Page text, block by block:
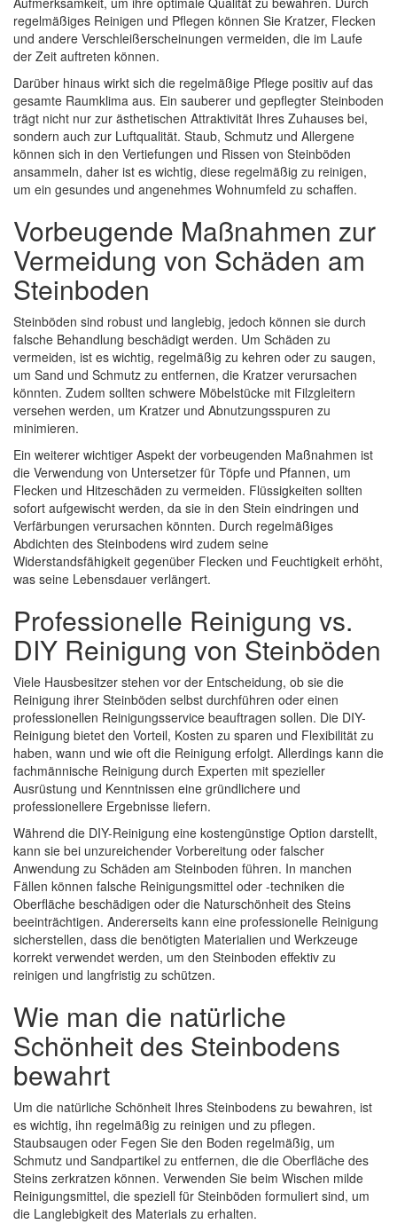
regelmäßiges Reinigen und Pflegen können Sie Kratzer, Flecken
und andere Verschleißerscheinungen vermeiden, die im Laufe
der Zeit auftreten können.
Darüber hinaus wirkt sich die regelmäßige Pflege positiv auf das
gesamte Raumklima aus. Ein sauberer und gepflegter Steinboden
trägt nicht nur zur ästhetischen Attraktivität Ihres Zuhauses bei,
sondern auch zur Luftqualität. Staub, Schmutz und Allergene
können sich in den Vertiefungen und Rissen von Steinböden
ansammeln, daher ist es wichtig, diese regelmäßig zu reinigen,
um ein gesundes und angenehmes Wohnumfeld zu schaffen.
Vorbeugende Maßnahmen zur
Vermeidung von Schäden am
Steinboden
Steinböden sind robust und langlebig, jedoch können sie durch
falsche Behandlung beschädigt werden. Um Schäden zu
vermeiden, ist es wichtig, regelmäßig zu kehren oder zu saugen,
um Sand und Schmutz zu entfernen, die Kratzer verursachen
könnten. Zudem sollten schwere Möbelstücke mit Filzgleitern
versehen werden, um Kratzer und Abnutzungsspuren zu
minimieren.
Ein weiterer wichtiger Aspekt der vorbeugenden Maßnahmen ist
die Verwendung von Untersetzer für Töpfe und Pfannen, um
Flecken und Hitzeschäden zu vermeiden. Flüssigkeiten sollten
sofort aufgewischt werden, da sie in den Stein eindringen und
Verfärbungen verursachen könnten. Durch regelmäßiges
Abdichten des Steinbodens wird zudem seine
Widerstandsfähigkeit gegenüber Flecken und Feuchtigkeit erhöht,
was seine Lebensdauer verlängert.
Professionelle Reinigung vs.
DIY Reinigung von Steinböden
Viele Hausbesitzer stehen vor der Entscheidung, ob sie die
Reinigung ihrer Steinböden selbst durchführen oder einen
professionellen Reinigungsservice beauftragen sollen. Die DIY-
Reinigung bietet den Vorteil, Kosten zu sparen und Flexibilität zu
haben, wann und wie oft die Reinigung erfolgt. Allerdings kann die
fachmännische Reinigung durch Experten mit spezieller
Ausrüstung und Kenntnissen eine gründlichere und
professionellere Ergebnisse liefern.
Während die DIY-Reinigung eine kostengünstige Option darstellt,
kann sie bei unzureichender Vorbereitung oder falscher
Anwendung zu Schäden am Steinboden führen. In manchen
Fällen können falsche Reinigungsmittel oder -techniken die
Oberfläche beschädigen oder die Naturschönheit des Steins
beeinträchtigen. Andererseits kann eine professionelle Reinigung
sicherstellen, dass die benötigten Materialien und Werkzeuge
korrekt verwendet werden, um den Steinboden effektiv zu
reinigen und langfristig zu schützen.
Wie man die natürliche
Schönheit des Steinbodens
bewahrt
Um die natürliche Schönheit Ihres Steinbodens zu bewahren, ist
es wichtig, ihn regelmäßig zu reinigen und zu pflegen.
Staubsaugen oder Fegen Sie den Boden regelmäßig, um
Schmutz und Sandpartikel zu entfernen, die die Oberfläche des
Steins zerkratzen können. Verwenden Sie beim Wischen milde
Reinigungsmittel, die speziell für Steinböden formuliert sind, um
die Langlebigkeit des Materials zu erhalten.